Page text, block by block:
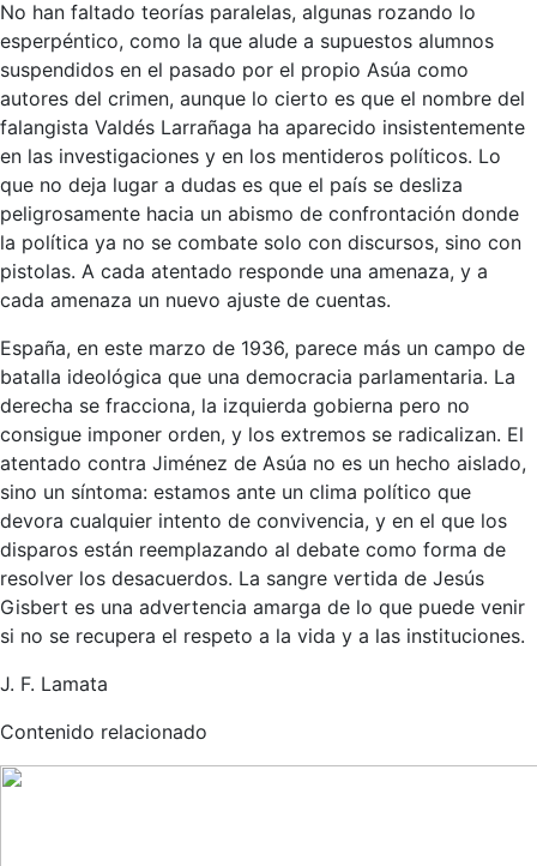
No han faltado teorías paralelas, algunas rozando lo
esperpéntico, como la que alude a supuestos alumnos
suspendidos en el pasado por el propio Asúa como
autores del crimen, aunque lo cierto es que el nombre del
falangista Valdés Larrañaga ha aparecido insistentemente
en las investigaciones y en los mentideros políticos. Lo
que no deja lugar a dudas es que el país se desliza
peligrosamente hacia un abismo de confrontación donde
la política ya no se combate solo con discursos, sino con
pistolas. A cada atentado responde una amenaza, y a
cada amenaza un nuevo ajuste de cuentas.
España, en este marzo de 1936, parece más un campo de
batalla ideológica que una democracia parlamentaria. La
derecha se fracciona, la izquierda gobierna pero no
consigue imponer orden, y los extremos se radicalizan. El
atentado contra Jiménez de Asúa no es un hecho aislado,
sino un síntoma: estamos ante un clima político que
devora cualquier intento de convivencia, y en el que los
disparos están reemplazando al debate como forma de
resolver los desacuerdos. La sangre vertida de Jesús
Gisbert es una advertencia amarga de lo que puede venir
si no se recupera el respeto a la vida y a las instituciones.
J. F. Lamata
Contenido relacionado